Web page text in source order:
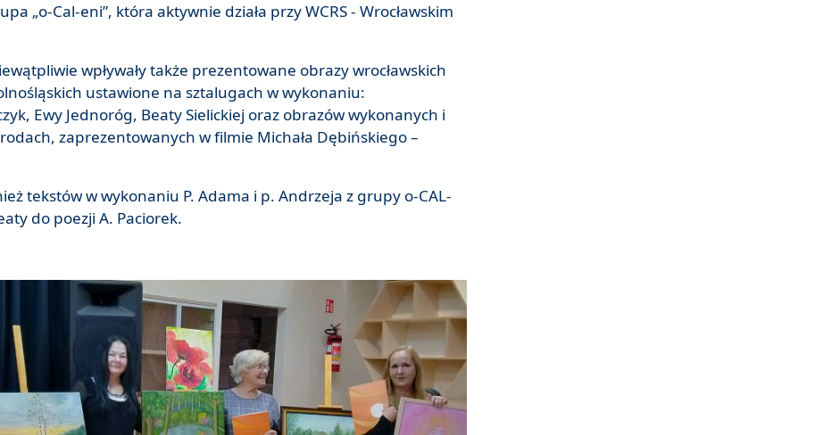
„o-Cal-eni”, która aktywnie działa przy WCRS - Wrocławskim
wpływały także prezentowane obrazy wrocławskich
ustawione na sztalugach w wykonaniu:
Ewy Jednoróg, Beaty Sielickiej oraz obrazów wykonanych i
zaprezentowanych w filmie Michała Dębińskiego –
tekstów w wykonaniu P. Adama i p. Andrzeja z grupy o-CAL-
do poezji A. Paciorek.